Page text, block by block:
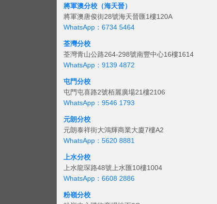
將軍澳分校（海天晉）
將軍澳唐俊街28號海天晉匯1樓120A
WhatsApp：6734 5464
荃灣分校
荃灣青山公路264-298號南豐中心16樓1614
WhatsApp：9139 4872
屯門分校
屯門屯喜路2號栢麗廣場21樓2106
WhatsApp：9546 1793
元朗分校
元朗泰祥街大鴻輝商業大廈7樓A2
WhatsApp：5620 8881
上水分校
上水龍琛路48號上水匯10樓1004
WhatsApp：6608 2886
粉嶺分校